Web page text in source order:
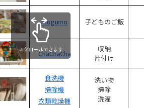
mogumo 子どものご飯
ChaChaCha
収納
片付け
食洗機
掃除機
衣類乾燥機
洗い物
掃除
洗濯
スクロールできます